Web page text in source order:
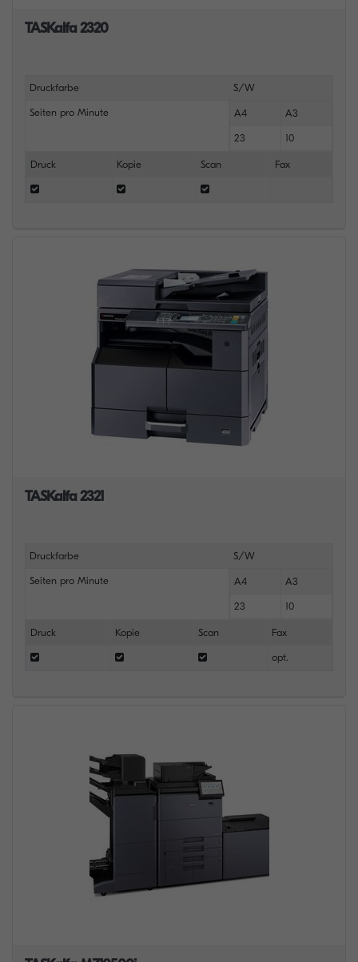
TASKalfa 2320
Druckfarbe S/W
Seiten pro Minute A4 A3
23 10
Druck Kopie Scan Fax
TASKalfa 2321
Druckfarbe S/W
Seiten pro Minute A4 A3
23 10
Druck Kopie Scan Fax
opt.